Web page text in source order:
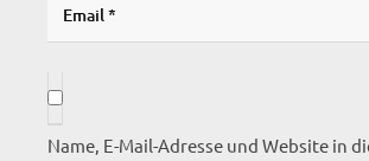
Name, E-Mail-Adresse und Website in